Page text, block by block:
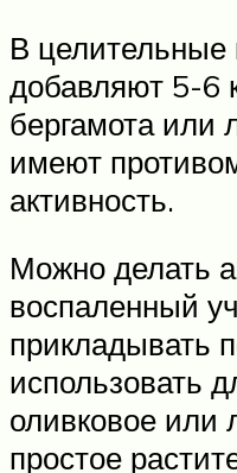
В целительные
добавляют 5-6
бергамота или
имеют
активность.
Можно делать
воспаленный
прикладывать
использовать
оливковое или
простое